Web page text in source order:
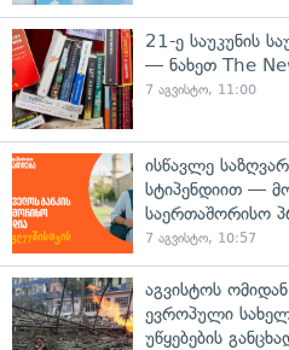
21-ე საუკუნის
— ნახეთ The
7 აგვისტო, 11:00
ისწავლე
სტიპენდიით —
საერთაშორისო
7 აგვისტო, 10:57
აგვისტოს
ევროპული
უწყებების